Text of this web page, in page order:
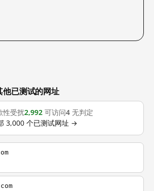
已测试的网址
性受扰2,992 可访问4 无判定
3,000 个已测试网址 →